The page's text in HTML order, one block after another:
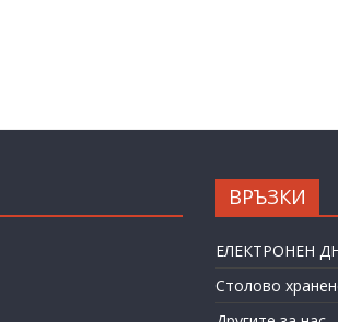
ВРЪЗКИ
ЕЛЕКТРОНЕН
Столово